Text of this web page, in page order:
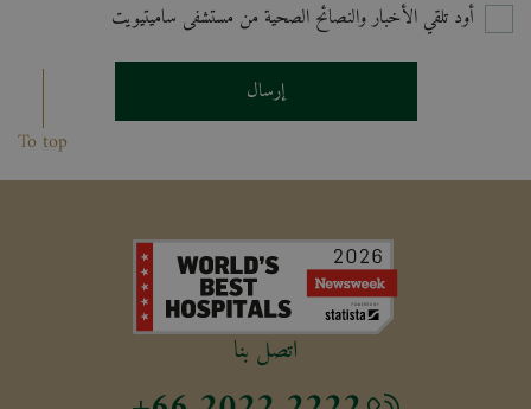
أود تلقي الأخبار والنصائح الصحية من مستشفى ساميتيويت
إرسال
To top
اتصل بنا